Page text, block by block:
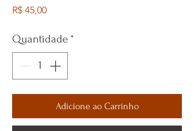
R$ 45,00Preço
Quantidade *
Adicione ao Carrinho